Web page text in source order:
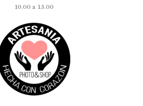
10.00 a 13.00